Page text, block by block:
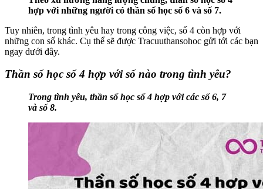
hợp với những người có thần số học số 6 và số 7.
Tuy nhiên, trong tình yêu hay trong công việc, số 4 còn hợp với
những con số khác. Cụ thể sẽ được Tracuuthansohoc gửi tới các bạn
ngay dưới đây.
Thần số học số 4 hợp với số nào trong tình yêu?
Trong tình yêu, thần số học số 4 hợp với các số 6, 7
và số 8.